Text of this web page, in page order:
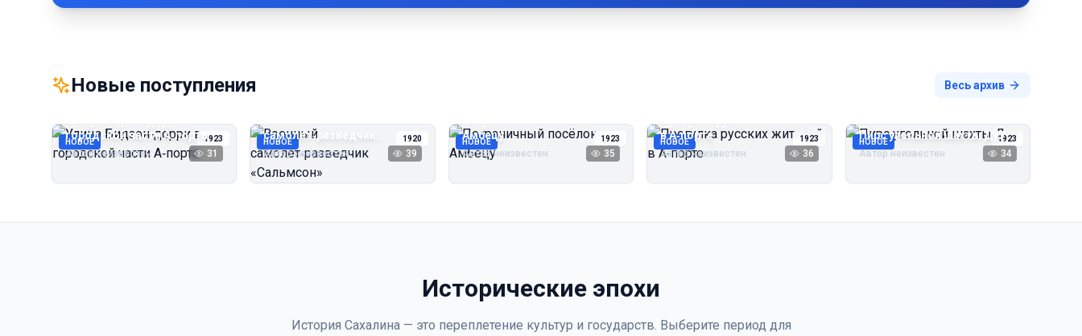
Новые поступления Весь архив
НОВОЕ 1923
Улица Бидзэн‑дорри в
городской части А‑порта
Автор неизвестен 31
НОВОЕ 1920
Военный
самолёт‑разведчик
«Сальмсон»
Автор неизвестен 39
НОВОЕ 1923
Пограничный посёлок
Амбецу
Автор неизвестен 35
НОВОЕ 1923
Прогулка русских жителей
в А‑порте
Автор неизвестен 36
НОВОЕ 1923
Пирс угольной шахты Дуэ
Автор неизвестен 34
Исторические эпохи
История Сахалина — это переплетение культур и государств. Выберите период для